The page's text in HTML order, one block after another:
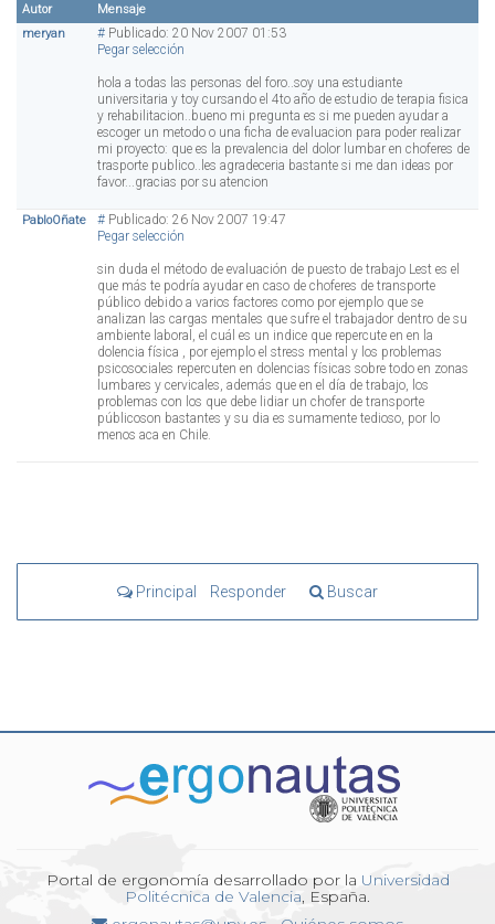
Autor
Mensaje
meryan
# Publicado: 20 Nov 2007 01:53
Pegar selección
hola a todas las personas del foro..soy una estudiante
universitaria y toy cursando el 4to año de estudio de terapia fisica
y rehabilitacion..bueno mi pregunta es si me pueden ayudar a
escoger un metodo o una ficha de evaluacion para poder realizar
mi proyecto: que es la prevalencia del dolor lumbar en choferes de
trasporte publico..les agradeceria bastante si me dan ideas por
favor...gracias por su atencion
PabloOñate # Publicado: 26 Nov 2007 19:47
Pegar selección
sin duda el método de evaluación de puesto de trabajo Lest es el
que más te podría ayudar en caso de choferes de transporte
público debido a varios factores como por ejemplo que se
analizan las cargas mentales que sufre el trabajador dentro de su
ambiente laboral, el cuál es un indice que repercute en en la
dolencia física , por ejemplo el stress mental y los problemas
psicosociales repercuten en dolencias físicas sobre todo en zonas
lumbares y cervicales, además que en el día de trabajo, los
problemas con los que debe lidiar un chofer de transporte
públicoson bastantes y su dia es sumamente tedioso, por lo
menos aca en Chile.
Principal Responder Buscar
Portal de ergonomía desarrollado por la Universidad
Politécnica de Valencia, España.